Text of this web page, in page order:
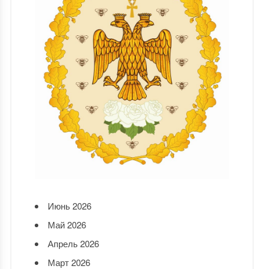
Июнь 2026
Май 2026
Апрель 2026
Март 2026